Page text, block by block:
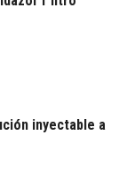
inyectable a